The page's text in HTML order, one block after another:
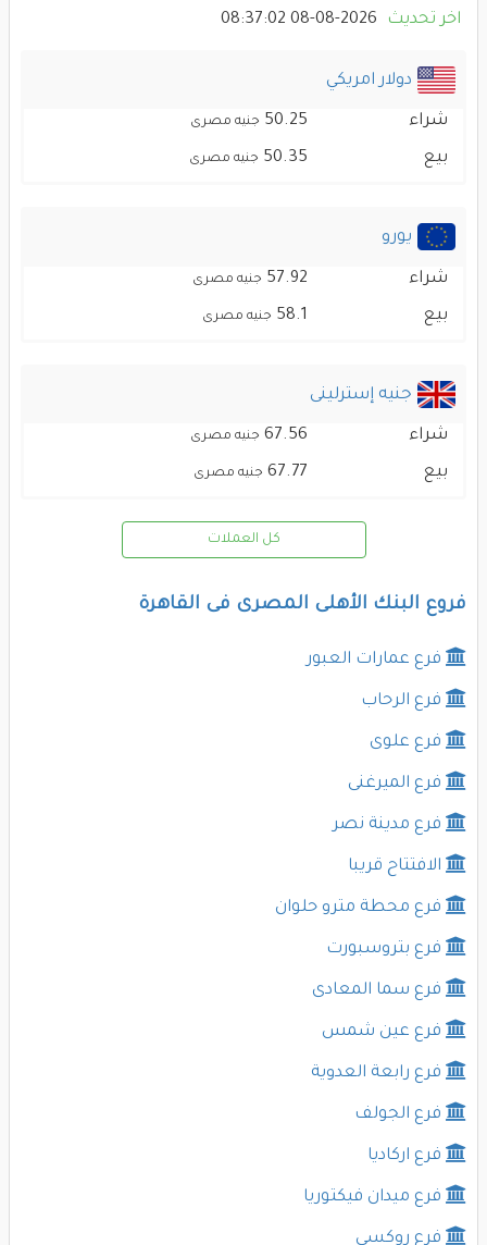
اخر تحديث 2026-08-08 08:37:02
دولار امريكي
شراء 50.25 جنيه مصرى
بيع 50.35 جنيه مصرى
يورو
شراء 57.92 جنيه مصرى
بيع 58.1 جنيه مصرى
جنيه إسترلينى
شراء 67.56 جنيه مصرى
بيع 67.77 جنيه مصرى
كل العملات
فروع البنك الأهلى المصرى فى القاهرة
فرع عمارات العبور
فرع الرحاب
فرع علوى
فرع الميرغنى
فرع مدينة نصر
الافتتاح قريبا
فرع محطة مترو حلوان
فرع بتروسبورت
فرع سما المعادى
فرع عين شمس
فرع رابعة العدوية
فرع الجولف
فرع اركاديا
فرع ميدان فيكتوريا
فرع روكسى